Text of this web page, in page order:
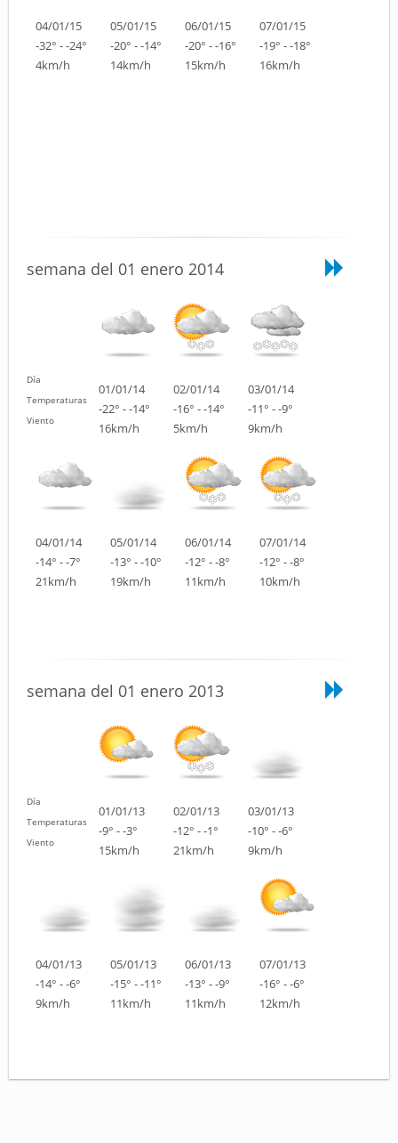
04/01/15
-32° - -24°
4km/h
05/01/15
-20° - -14°
14km/h
06/01/15
-20° - -16°
15km/h
07/01/15
-19° - -18°
16km/h
semana del 01 enero 2014
Día
Temperaturas
Viento
01/01/14
-22° - -14°
16km/h
02/01/14
-16° - -14°
5km/h
03/01/14
-11° - -9°
9km/h
04/01/14
-14° - -7°
21km/h
05/01/14
-13° - -10°
19km/h
06/01/14
-12° - -8°
11km/h
07/01/14
-12° - -8°
10km/h
semana del 01 enero 2013
Día
Temperaturas
Viento
01/01/13
-9° - -3°
15km/h
02/01/13
-12° - -1°
21km/h
03/01/13
-10° - -6°
9km/h
04/01/13
-14° - -6°
9km/h
05/01/13
-15° - -11°
11km/h
06/01/13
-13° - -9°
11km/h
07/01/13
-16° - -6°
12km/h